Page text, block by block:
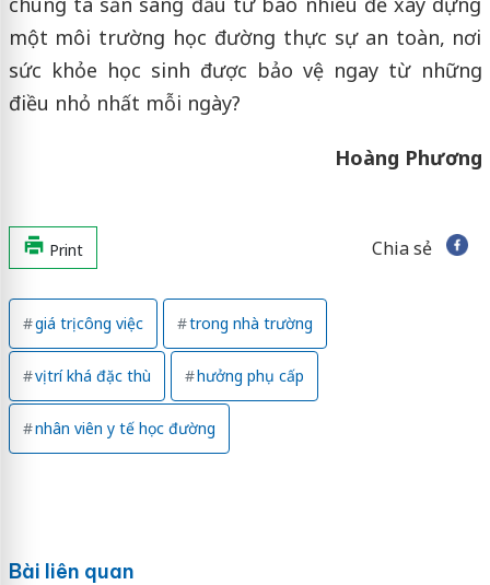
một môi trường học đường thực sự an toàn, nơi
sức khỏe học sinh được bảo vệ ngay từ những
điều nhỏ nhất mỗi ngày?
Hoàng Phương
Print Chia sẻ
giá trị công việc trong nhà trường
vị trí khá đặc thù hưởng phụ cấp
nhân viên y tế học đường
Bài liên quan